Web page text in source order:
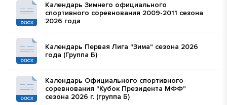
Календарь Зимнего официального
спортивного соревнования 2009-2011 сезона
2026 года
Календарь Первая Лига "Зима" сезона 2026
года (Группа Б)
Календарь Официального спортивного
соревнования "Кубок Президента МФФ"
сезона 2026 г. (группа Б)